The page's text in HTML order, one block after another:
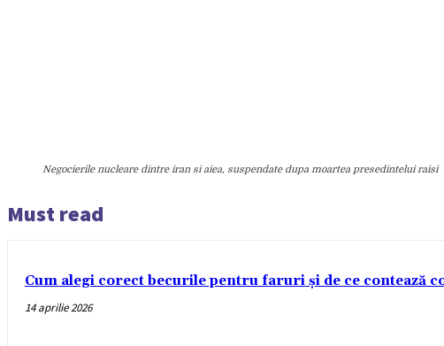
Negocierile nucleare dintre iran si aiea, suspendate dupa moartea presedintelui raisi
Must read
Cum alegi corect becurile pentru faruri și de ce contează
14 aprilie 2026